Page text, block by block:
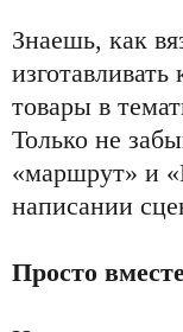
Знаешь, как
товары в
Только не
«маршрут» и
написании
Просто